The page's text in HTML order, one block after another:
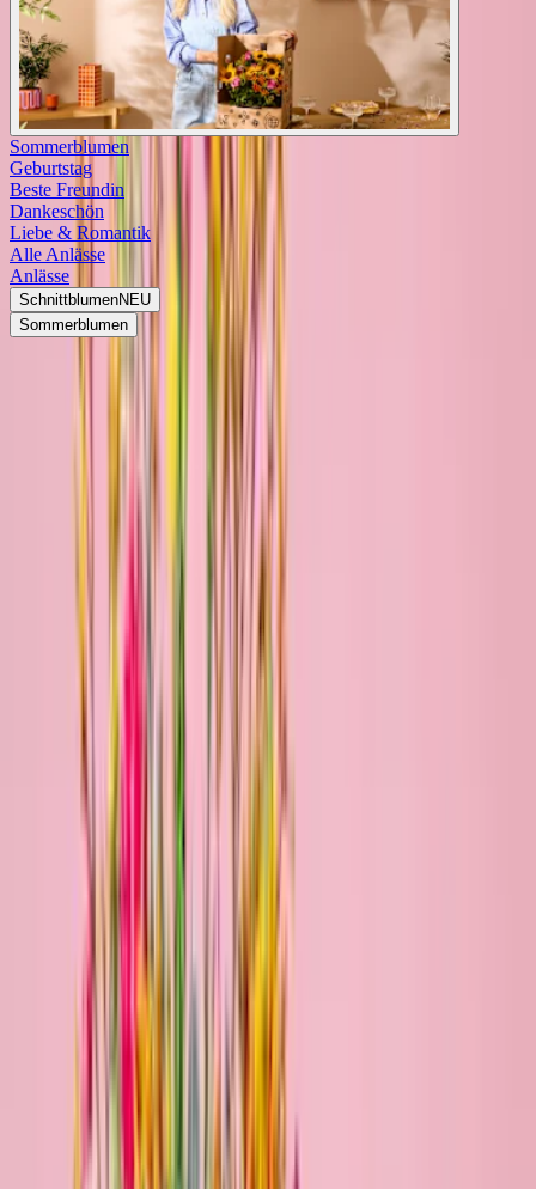
Sommerblumen
Geburtstag
Beste Freundin
Dankeschön
Liebe & Romantik
Alle Anlässe
Anlässe
SchnittblumenNEU
Sommerblumen